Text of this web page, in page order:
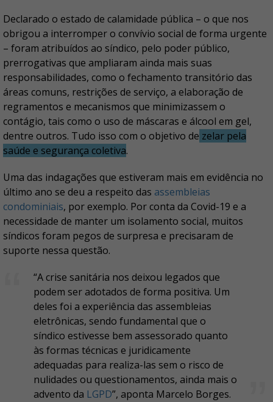
Declarado o estado de calamidade pública – o que nos
obrigou a interromper o convívio social de forma urgente
– foram atribuídos ao síndico, pelo poder público,
prerrogativas que ampliaram ainda mais suas
responsabilidades, como o fechamento transitório das
áreas comuns, restrições de serviço, a elaboração de
regramentos e mecanismos que minimizassem o
contágio, tais como o uso de máscaras e álcool em gel,
dentre outros. Tudo isso com o objetivo de zelar pela
saúde e segurança coletiva.
Uma das indagações que estiveram mais em evidência no
último ano se deu a respeito das assembleias
condominiais, por exemplo. Por conta da Covid-19 e a
necessidade de manter um isolamento social, muitos
síndicos foram pegos de surpresa e precisaram de
suporte nessa questão.
“A crise sanitária nos deixou legados que
podem ser adotados de forma positiva. Um
deles foi a experiência das assembleias
eletrônicas, sendo fundamental que o
síndico estivesse bem assessorado quanto
às formas técnicas e juridicamente
adequadas para realiza-las sem o risco de
nulidades ou questionamentos, ainda mais o
advento da LGPD”, aponta Marcelo Borges.